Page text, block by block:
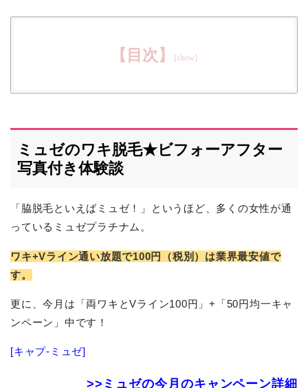
【目次】
ミュゼのワキ脱毛★ビフォーアフター
写真付き体験談
「脇脱毛といえばミュゼ！」というほど、多くの女性が通
っているミュゼプラチナム。
ワキ+Vライン通い放題で100円（税別）は業界最安値で
す。
更に、今月は「両ワキとVライン100円」+「50円均一キャ
ンペーン」中です！
[キャプ-ミュゼ]
>>ミュゼの今月のキャンペーン詳細